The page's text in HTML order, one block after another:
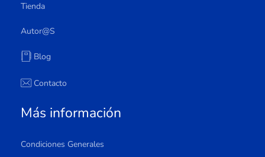
Tienda
Autor@s
Blog
Contacto
Más información
Condiciones Generales